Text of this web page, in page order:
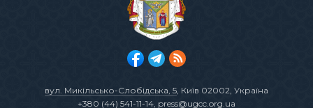
вул. Микільсько-Слобідська, 5, Київ 02002, Україна
+380 (44) 541-11-14, press@ugcc.org.ua